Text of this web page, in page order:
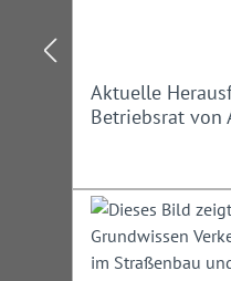
Aktuelle
Betriebsrat von